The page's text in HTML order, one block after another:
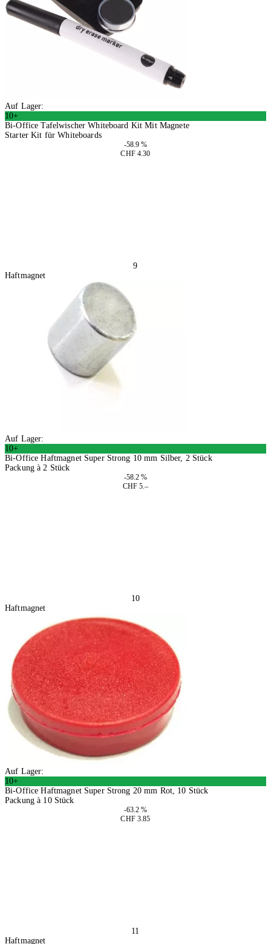
Auf Lager:
10+
Bi-Office Tafelwischer Whiteboard Kit Mit Magnete
Starter Kit für Whiteboards
-58.9 %
CHF 4.30
9
Haftmagnet
Auf Lager:
10+
Bi-Office Haftmagnet Super Strong 10 mm Silber, 2 Stück
Packung à 2 Stück
-58.2 %
CHF 5.–
10
Haftmagnet
Auf Lager:
10+
Bi-Office Haftmagnet Super Strong 20 mm Rot, 10 Stück
Packung à 10 Stück
-63.2 %
CHF 3.85
11
Haftmagnet